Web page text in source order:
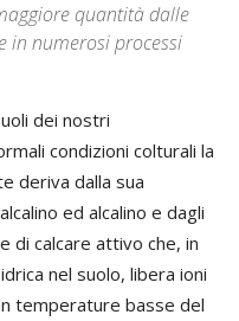
quantità dalle
in numerosi processi
dei nostri
condizioni colturali la
deriva dalla sua
ed alcalino e dagli
di calcare attivo che, in
nel suolo, libera ioni
temperature basse del